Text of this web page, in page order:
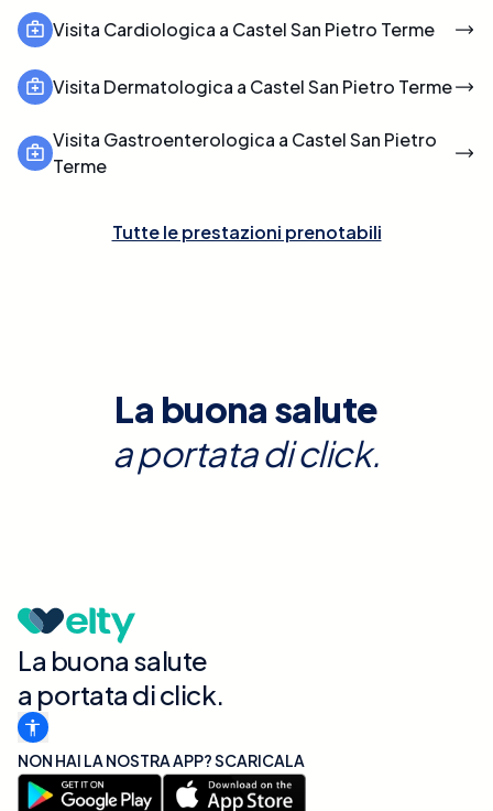
Visita Cardiologica a Castel San Pietro Terme
Visita Dermatologica a Castel San Pietro Terme
Visita Gastroenterologica a Castel San Pietro
Terme
Tutte le prestazioni prenotabili
La buona salute
a portata di click.
La buona salute
a portata di click.
NON HAI LA NOSTRA APP? SCARICALA